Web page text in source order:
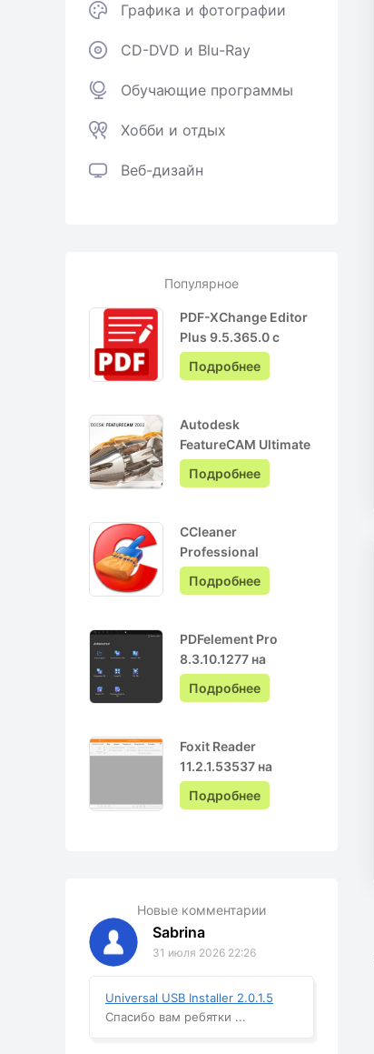
Графика и фотографии
CD-DVD и Blu-Ray
Обучающие программы
Хобби и отдых
Веб-дизайн
Популярное
PDF-XChange Editor
Plus 9.5.365.0 с
ключом лицензии +
Pro на Русском
Подробнее
Autodesk
FeatureCAM Ultimate
2022.0.3 + crack
Подробнее
CCleaner
Professional
6.05.10110 + ключ
активации + Repack
Подробнее
PDFelement Pro
8.3.10.1277 на
Русском с ключом
Подробнее
Foxit Reader
11.2.1.53537 на
Русском
Подробнее
Новые комментарии
Sabrina
31 июля 2026 22:26
Universal USB Installer 2.0.1.5
Спасибо вам ребятки ...